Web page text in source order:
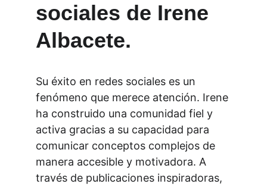
sociales de Irene
Albacete.
Su éxito en redes sociales es un
fenómeno que merece atención. Irene
ha construido una comunidad fiel y
activa gracias a su capacidad para
comunicar conceptos complejos de
manera accesible y motivadora. A
través de publicaciones inspiradoras,